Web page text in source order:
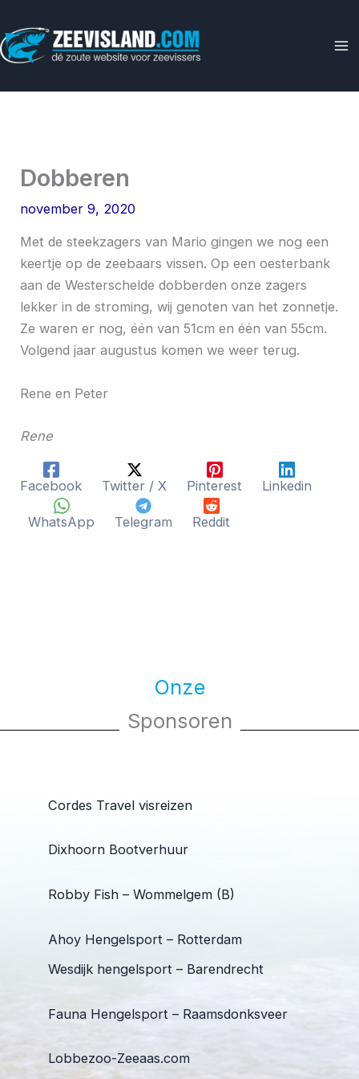
naar
de
Dobberen
november 9, 2020
Met de steekzagers van Mario gingen we nog een
keertje op de zeebaars vissen. Op een oesterbank
aan de Westerschelde dobberden onze zagers
lekker in de stroming, wij genoten van het zonnetje.
Ze waren er nog, één van 51cm en één van 55cm.
Volgend jaar augustus komen we weer terug.
Rene en Peter
Rene
Facebook Twitter / X Pinterest Linkedin
WhatsApp Telegram Reddit
Onze
Sponsoren
Cordes Travel visreizen
Dixhoorn Bootverhuur
Robby Fish – Wommelgem (B)
Ahoy Hengelsport – Rotterdam
Wesdijk hengelsport – Barendrecht
Fauna Hengelsport – Raamsdonksveer
Lobbezoo-Zeeaas.com